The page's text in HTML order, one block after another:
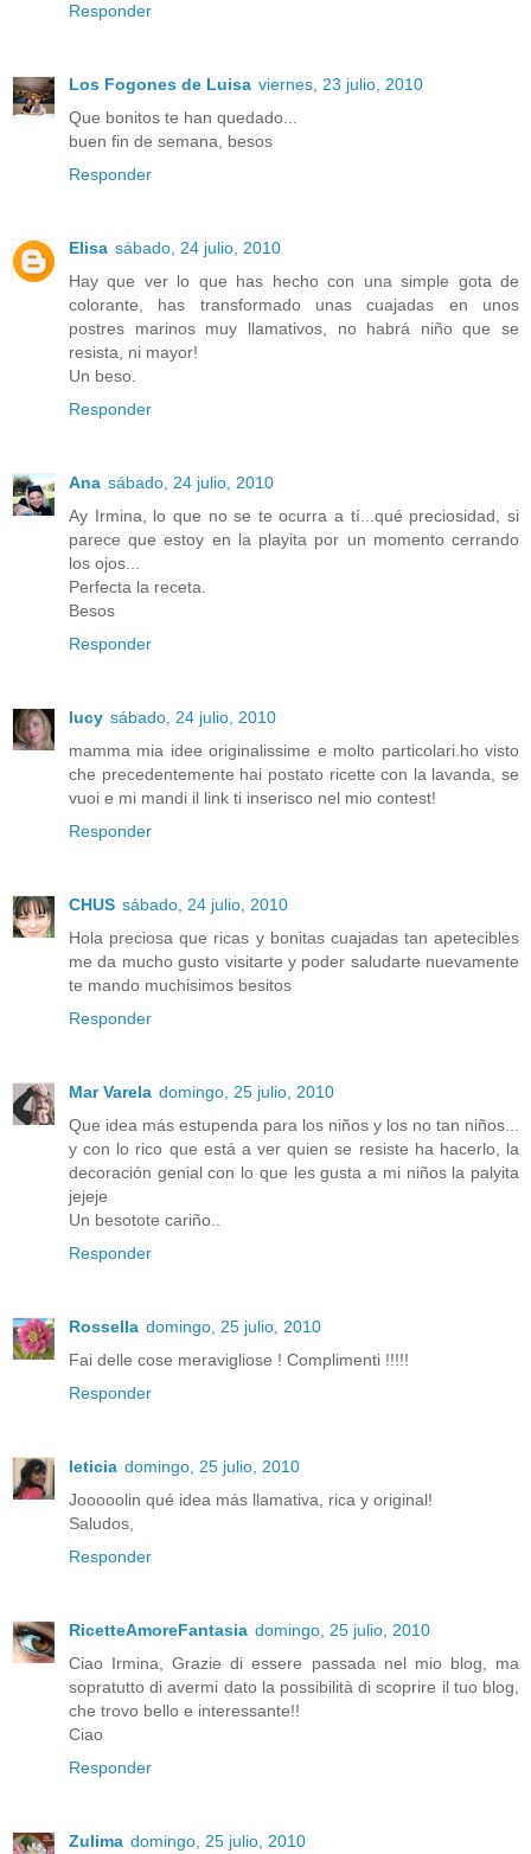
Responder
Los Fogones de Luisa viernes, 23 julio, 2010
Que bonitos te han quedado...
buen fin de semana, besos
Responder
Elisa sábado, 24 julio, 2010
Hay que ver lo que has hecho con una simple gota de
colorante, has transformado unas cuajadas en unos
postres marinos muy llamativos, no habrá niño que se
resista, ni mayor!
Un beso.
Responder
Ana sábado, 24 julio, 2010
Ay Irmina, lo que no se te ocurra a tí...qué preciosidad, si
parece que estoy en la playita por un momento cerrando
los ojos...
Perfecta la receta.
Besos
Responder
lucy sábado, 24 julio, 2010
mamma mia idee originalissime e molto particolari.ho visto
che precedentemente hai postato ricette con la lavanda, se
vuoi e mi mandi il link ti inserisco nel mio contest!
Responder
CHUS sábado, 24 julio, 2010
Hola preciosa que ricas y bonitas cuajadas tan apetecibles
me da mucho gusto visitarte y poder saludarte nuevamente
te mando muchisimos besitos
Responder
Mar Varela domingo, 25 julio, 2010
Que idea más estupenda para los niños y los no tan niños...
y con lo rico que está a ver quien se resiste ha hacerlo, la
decoración genial con lo que les gusta a mi niños la palyita
jejeje
Un besotote cariño..
Responder
Rossella domingo, 25 julio, 2010
Fai delle cose meravigliose ! Complimenti !!!!!
Responder
leticia domingo, 25 julio, 2010
Jooooolin qué idea más llamativa, rica y original!
Saludos,
Responder
RicetteAmoreFantasia domingo, 25 julio, 2010
Ciao Irmina, Grazie di essere passada nel mio blog, ma
sopratutto di avermi dato la possibilità di scoprire il tuo blog,
che trovo bello e interessante!!
Ciao
Responder
Zulima domingo, 25 julio, 2010